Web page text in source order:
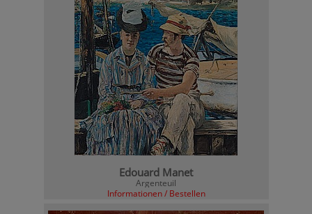
Edouard Manet
Argenteuil
Informationen / Bestellen